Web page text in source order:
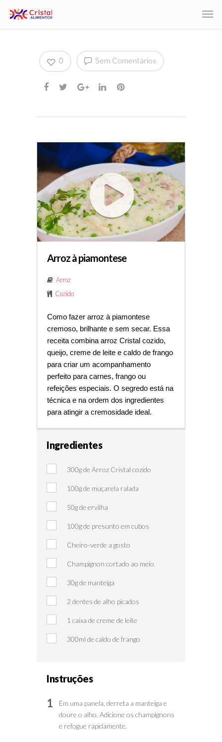
Sem Comentários
0
Arroz à piamontese
Arroz
Cozido
Como fazer arroz à piamontese
cremoso, brilhante e sem secar. Essa
receita combina arroz Cristal cozido,
queijo, creme de leite e caldo de frango
para criar um acompanhamento
perfeito para carnes, frango ou
refeições especiais. O segredo está na
técnica e na ordem dos ingredientes
para atingir a cremosidade ideal.
Ingredientes
300g de Arroz Cristal cozido
100g de muçarela ralada
50g de ervilha
100g de presunto em cubos
Cheiro-verde a gosto
Champignon cortado ao meio
30g de manteiga
2 dentes de alho picados
1 caixa de creme de leite
300ml de caldo de frango
Instruções
1
Em uma panela, derreta a manteiga e
doure o alho. Adicione os champignons
e refogue rapidamente.